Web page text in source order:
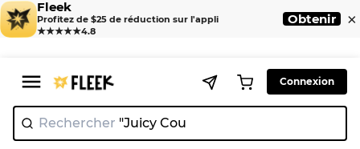
Fleek
Profitez de $25 de réduction sur l'appli
★★★★★4.8
Obtenir ×
Connexion
Rechercher "Juic
Home > Dungarees >